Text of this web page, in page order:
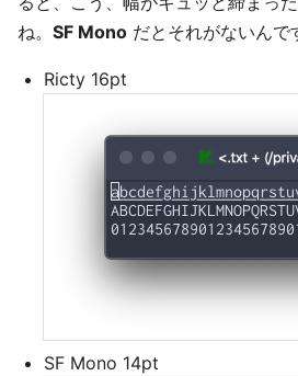
ね。 SF Mono だとそれがないんで
Ricty 16pt
SF Mono 14pt